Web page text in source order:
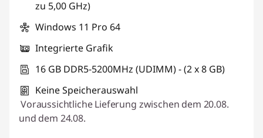
zu 5,00 GHz)
Windows 11 Pro 64
Integrierte Grafik
16 GB DDR5-5200MHz (UDIMM) - (2 x 8 GB)
Keine Speicherauswahl
Voraussichtliche Lieferung zwischen dem 20.08.
und dem 24.08.